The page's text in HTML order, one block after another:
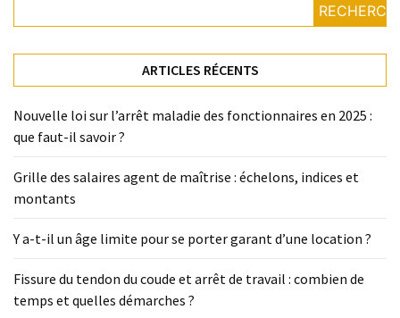
ARTICLES RÉCENTS
Nouvelle loi sur l’arrêt maladie des fonctionnaires en 2025 :
que faut-il savoir ?
Grille des salaires agent de maîtrise : échelons, indices et
montants
Y a-t-il un âge limite pour se porter garant d’une location ?
Fissure du tendon du coude et arrêt de travail : combien de
temps et quelles démarches ?